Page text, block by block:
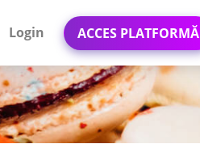
Login ACCES PLATFORMĂ